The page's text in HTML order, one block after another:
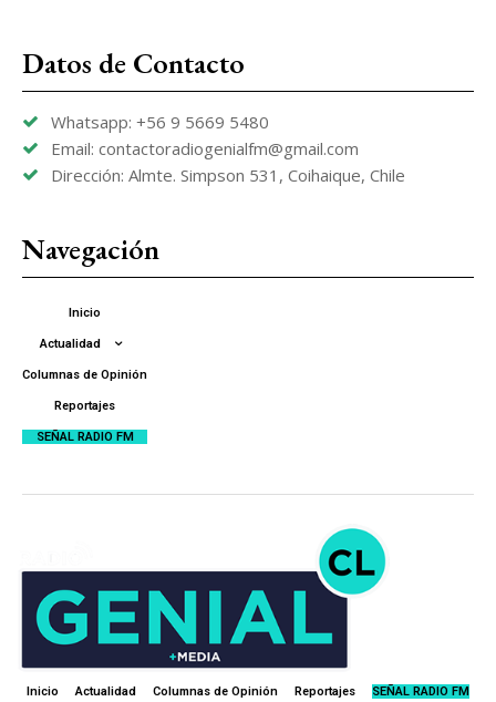
Datos de Contacto
Whatsapp: +56 9 5669 5480
Email: contactoradiogenialfm@gmail.com
Dirección: Almte. Simpson 531, Coihaique, Chile
Navegación
Inicio
Actualidad
Columnas de Opinión
Reportajes
SEÑAL RADIO FM
Inicio Actualidad Columnas de Opinión Reportajes SEÑAL RADIO FM